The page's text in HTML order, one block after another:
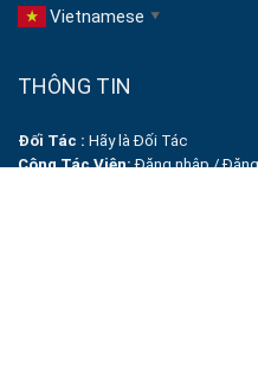
Vietnamese ▼
THÔNG TIN
Đối Tác : Hãy là Đối Tác
Cộng Tác Viên: Đăng nhập/